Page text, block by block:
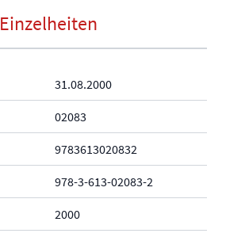
Einzelheiten
31.08.2000
02083
9783613020832
978-3-613-02083-2
2000